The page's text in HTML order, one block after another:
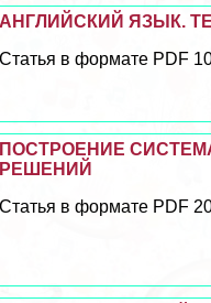
АНГЛИЙСКИЙ ЯЗЫК.
Статья в формате PDF
ПОСТРОЕНИЕ
РЕШЕНИЙ
Статья в формате PDF